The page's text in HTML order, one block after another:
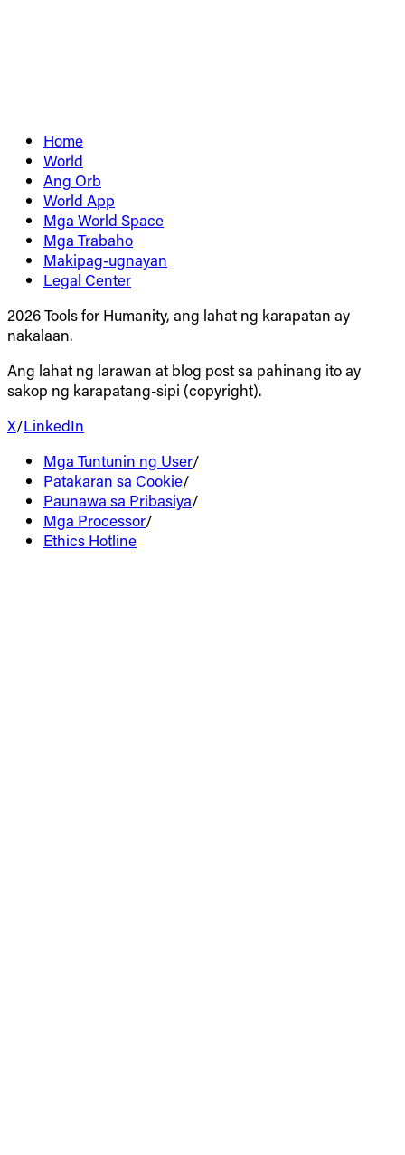
Home
World
Ang Orb
World App
Mga World Space
Mga Trabaho
Makipag-ugnayan
Legal Center
2026 Tools for Humanity, ang lahat ng karapatan ay
nakalaan.
Ang lahat ng larawan at blog post sa pahinang ito ay
sakop ng karapatang-sipi (copyright).
X/LinkedIn
Mga Tuntunin ng User/
Patakaran sa Cookie/
Paunawa sa Pribasiya/
Mga Processor/
Ethics Hotline